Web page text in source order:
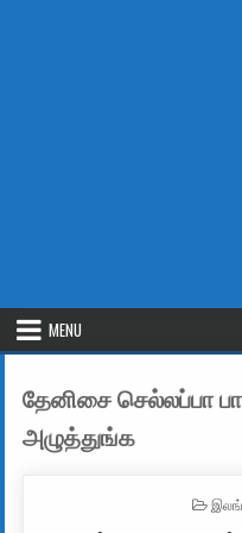
MENU
தேனிசை செல்லப்பா
அழுத்துங்க